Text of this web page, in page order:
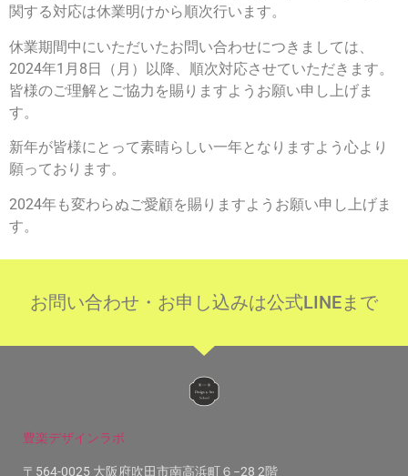
関する対応は休業明けから順次行います。
休業期間中にいただいたお問い合わせにつきましては、
2024年1月8日（月）以降、順次対応させていただきます。
皆様のご理解とご協力を賜りますようお願い申し上げま
す。
新年が皆様にとって素晴らしい一年となりますよう心より
願っております。
2024年も変わらぬご愛顧を賜りますようお願い申し上げま
す。
お問い合わせ・お申し込みは公式LINEまで
豊楽デザインラボ
〒564-0025 大阪府吹田市南高浜町６−28 2階